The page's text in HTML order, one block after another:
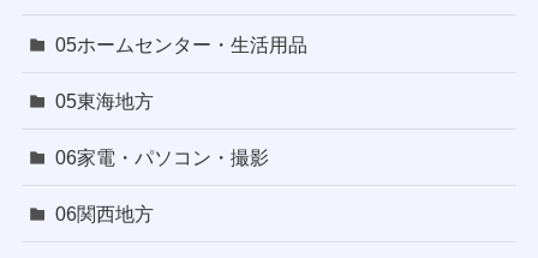
05ホームセンター・生活用品
05東海地方
06家電・パソコン・撮影
06関西地方